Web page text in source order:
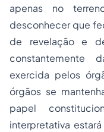
apenas no
desconhecer que
de revelação e
constantemente
exercida pelos
órgãos se
papel
interpretativa